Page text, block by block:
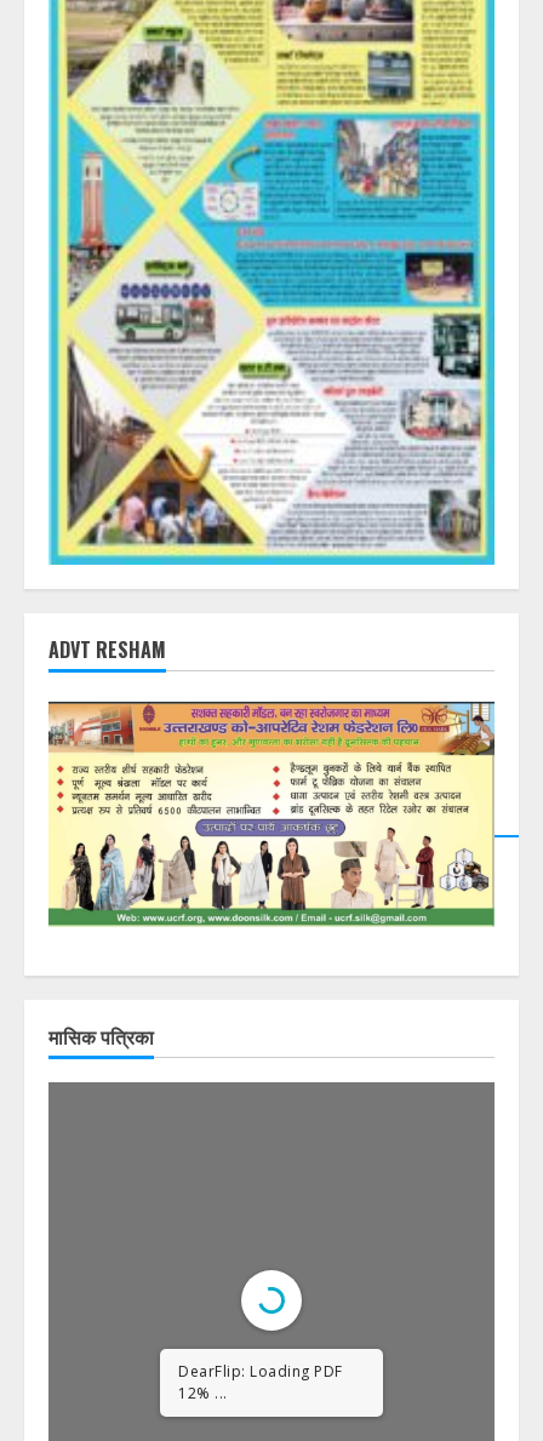
ADVT RESHAM
मासिक पत्रिका
DearFlip: Loading PDF
23% ...